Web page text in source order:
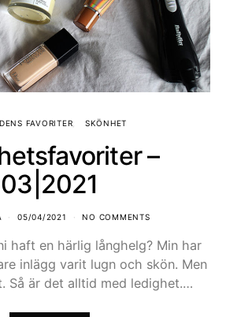
FAVORITER SKÖNHET
–
03|2021
05/04/2021 NO COMMENTS
haft en härlig långhelg? Min har
inlägg varit lugn och skön. Men
Så är det alltid med ledighet.…